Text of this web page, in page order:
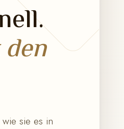
sie es in